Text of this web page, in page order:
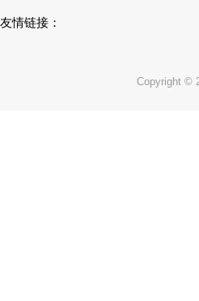
友情链接：
Copyright ©